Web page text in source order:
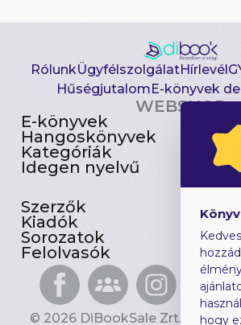
RólunkÜgyfélszolgálatHírlevél
HűségjutalomE-könyvek
WEBSHOP
E-könyvek
Hangoskönyvek
Kategóriák
Idegen nyelvű
Szerzők
Kiadók
Sorozatok
Felolvasók
Heti
Blog
© 2026 DiBookSale Zrt. Minden
hogy